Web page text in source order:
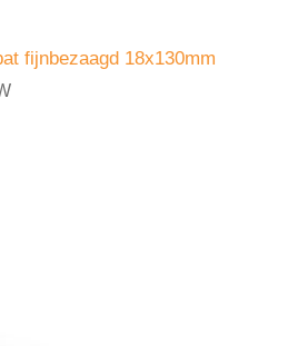
fijnbezaagd 18x130mm